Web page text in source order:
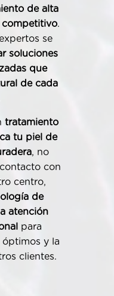
de alta
competitivo.
se
soluciones
que
de cada
tratamiento
tu piel de
, no
con
centro,
de
atención
para
óptimos y la
clientes.